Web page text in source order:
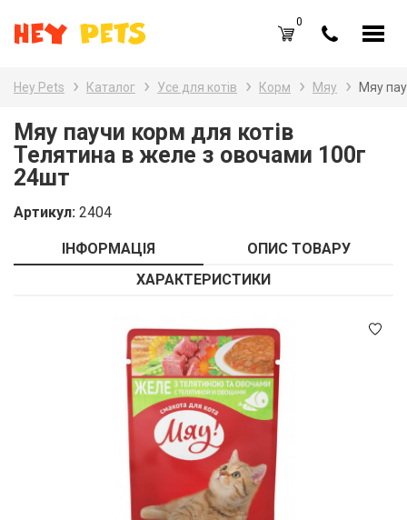
RU
UA
Вхід / Реєстрація
Оплата і доставка
0
Hey Pets Каталог Усе для котів Корм Мяу Мяу
Мяу паучи корм для котів
Телятина в желе з овочами 100г
24шт
Артикул: 2404
ІНФОРМАЦІЯ
ОПИС ТОВАРУ
ХАРАКТЕРИСТИКИ